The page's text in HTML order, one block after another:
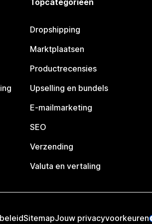
Topcategorieën
Dropshipping
Marktplaatsen
Productrecensies
Upselling en bundels
E-mailmarketing
SEO
Verzending
Valuta en vertaling
SitemapJouw privacyvoorkeuren